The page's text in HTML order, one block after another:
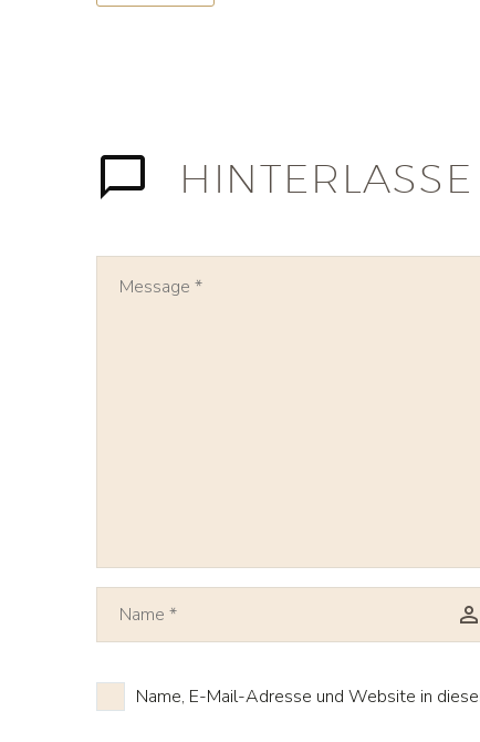
HINTERLASSE
Name, E-Mail-Adresse und Website in